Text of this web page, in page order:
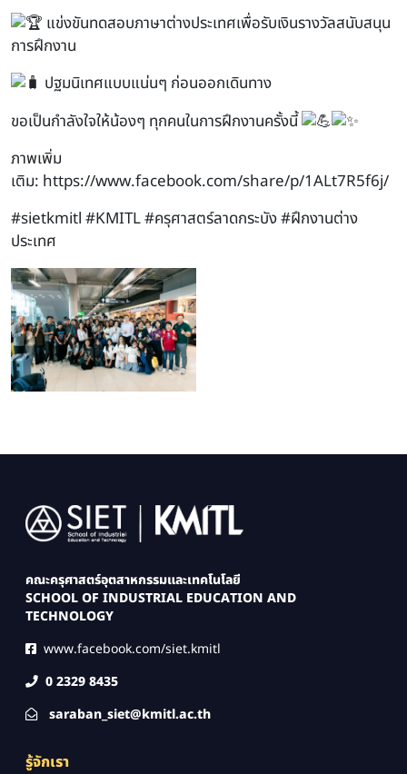
แข่งขันทดสอบภาษาต่างประเทศเพื่อรับเงินรางวัลสนับสนุน
การฝึกงาน
ปฐมนิเทศแบบแน่นๆ ก่อนออกเดินทาง
ขอเป็นกำลังใจให้น้องๆ ทุกคนในการฝึกงานครั้งนี้
ภาพเพิ่ม
เติม: https://www.facebook.com/share/p/1ALt7R5f6j/
#sietkmitl#KMITL#ครุศาสตร์ลาดกระบัง#ฝึกงานต่าง
ประเทศ
Image
คณะครุศาสตร์อุตสาหกรรมและเทคโนโลยี
SCHOOL OF INDUSTRIAL EDUCATION AND
TECHNOLOGY
www.facebook.com/siet.kmitl
0 2329 8435
saraban_siet@kmitl.ac.th
รู้จักเรา